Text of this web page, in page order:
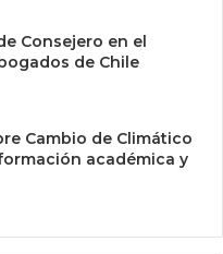
Consejero en el
de Chile
Cambio de Climático
académica y